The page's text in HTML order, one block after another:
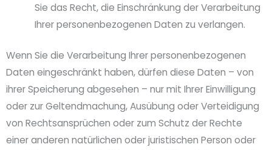
Sie das Recht, die Einschränkung der Verarbeitung
Ihrer personenbezogenen Daten zu verlangen.
Wenn Sie die Verarbeitung Ihrer personenbezogenen
Daten eingeschränkt haben, dürfen diese Daten – von
ihrer Speicherung abgesehen – nur mit Ihrer Einwilligung
oder zur Geltendmachung, Ausübung oder Verteidigung
von Rechtsansprüchen oder zum Schutz der Rechte
einer anderen natürlichen oder juristischen Person oder